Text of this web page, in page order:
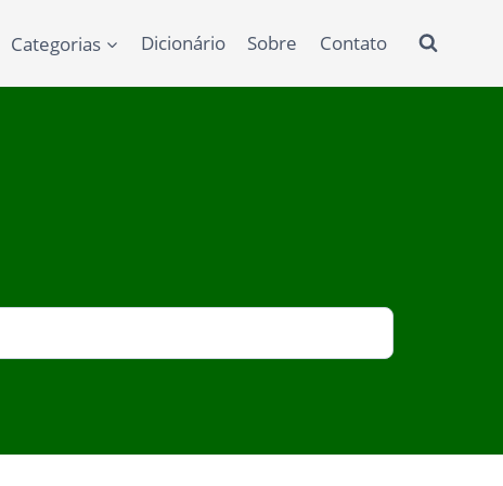
Categorias Dicionário Sobre Contato